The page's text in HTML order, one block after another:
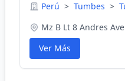
Perú > Tumbes >
Mz B Lt 8 Andres
Ver Más